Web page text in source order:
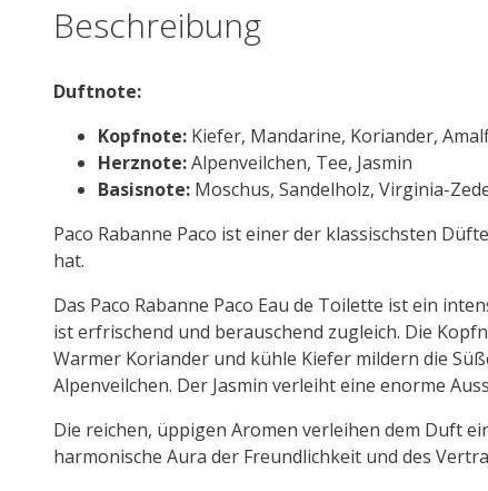
Beschreibung
Duftnote:
Kopfnote: Kiefer, Mandarine, Koriander,
Herznote:Alpenveilchen, Tee, Jasmin
Basisnote: Moschus, Sandelholz, Virginia-
Paco Rabanne Paco ist einer der klassischsten
hat.
Das Paco Rabanne Paco Eau de Toilette ist ein
ist erfrischend und berauschend zugleich. Die
Warmer Koriander und kühle Kiefer mildern die
Alpenveilchen. Der Jasmin verleiht eine enorme
Die reichen, üppigen Aromen verleihen dem Duft
harmonische Aura der Freundlichkeit und des